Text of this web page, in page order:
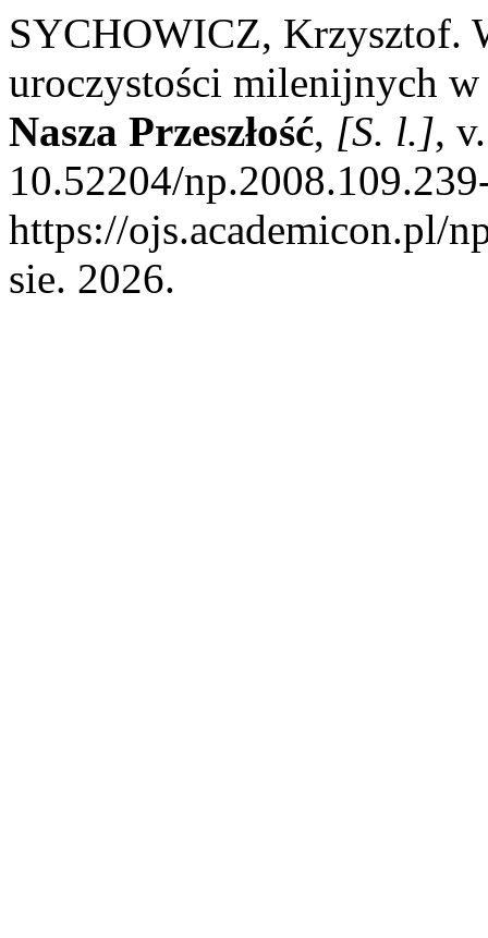
SYCHOWICZ, Krzysztof.
uroczystości milenijnych
Nasza Przeszłość, [S. l.],
10.52204/
https://ojs.academicon.pl/
sie. 2026.